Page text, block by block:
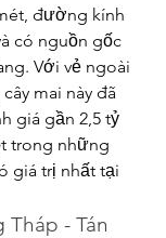
đường kính
có nguồn gốc
Với vẻ ngoài
mai này đã
giá gần 2,5 tỷ
trong những
giá trị nhất tại
- Tán